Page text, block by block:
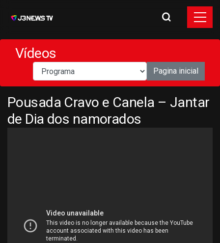
Vídeos
Pagina inicial
Pousada Cravo e Canela – Jantar
de Dia dos namorados